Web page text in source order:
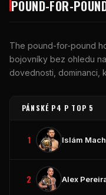
POUND-FOR-
The pound-for-pound
bojovníky bez ohledu
dovednosti, dominanci,
PÁNSKÉ P4 P TOP 5
1 Islám
2 Alex